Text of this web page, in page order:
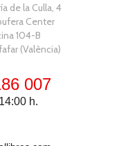
de la Culla, 4
Center
104-B
(València)
007
h.